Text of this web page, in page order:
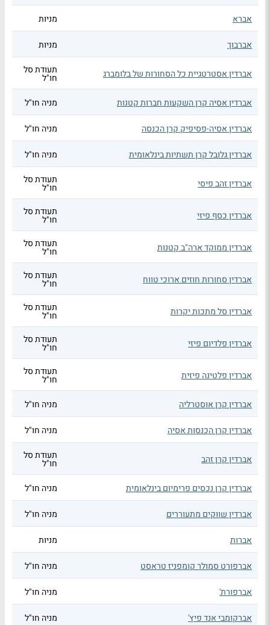
אברא מניות
אברבוך מניות
אברדין אסטרטגיית כל הסחורות של בלומברג תעודת סל
חו"ל
אברדין אסיה קרן השקעות חברות קטנות
מניה חו"ל
אברדין אסיה-פסיפיק קרן הכנסה מניה חו"ל
אברדין גלובל קרן תשתיות בינלאומית מניה חו"ל
אברדין זהב פיסי תעודת סל
חו"ל
אברדין כסף פיזי תעודת סל
חו"ל
אברדין ממוקד ארה"ב קטנות תעודת סל
חו"ל
אברדין סחורות חוזים ארוכי טווח תעודת סל
חו"ל
אברדין סל מתכות יקרות תעודת סל
חו"ל
אברדין פלדיום פיזי תעודת סל
חו"ל
אברדין פלטינה פיזית תעודת סל
חו"ל
אברדין קרן אוסטרליה
מניה חו"ל
אברדין קרן הכנסות אסיה מניה חו"ל
אברדין קרן זהב תעודת סל
חו"ל
אברדין קרן נכסים פרימיום בינלאומית
מניה חו"ל
אברדין שווקים מתעוררים מניה חו"ל
אברות מניות
אברפורט סמולר קומפניז טראסט מניה חו"ל
אברפורת' מניה חו"ל
אברקומבי אנד פיץ' מניה חו"ל